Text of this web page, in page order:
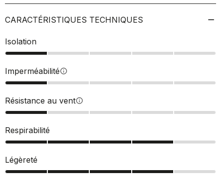
CARACTÉRISTIQUES TECHNIQUES
Isolation
Imperméabilitéinfo
Résistance au ventinfo
Respirabilité
Légèreté